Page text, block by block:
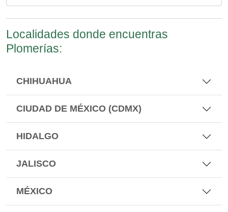
Localidades donde encuentras
Plomerías:
CHIHUAHUA
CIUDAD DE MÉXICO (CDMX)
HIDALGO
JALISCO
MÉXICO